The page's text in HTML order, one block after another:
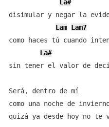
La#
disimular y negar la
Lam Lam7
como haces tú cuando
La#
sin tener el valor de
Será, dentro de mí
como una noche de
quizá ya desde hoy no te